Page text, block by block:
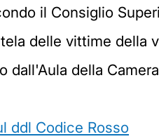
il Consiglio
delle vittime della
dall'Aula della
ddl Codice Rosso